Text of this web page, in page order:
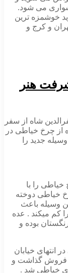
می شود.
خوشمزه ترین
و کرج و
هنر
شاه از سفر
از چرخ خیاطی در
جدید را
را با
خیاطی دوخته
وسیله باعث
کم میکند . عده
بوده و
انتهای خیابان
فروش گذاشت و
خیاطی شد .